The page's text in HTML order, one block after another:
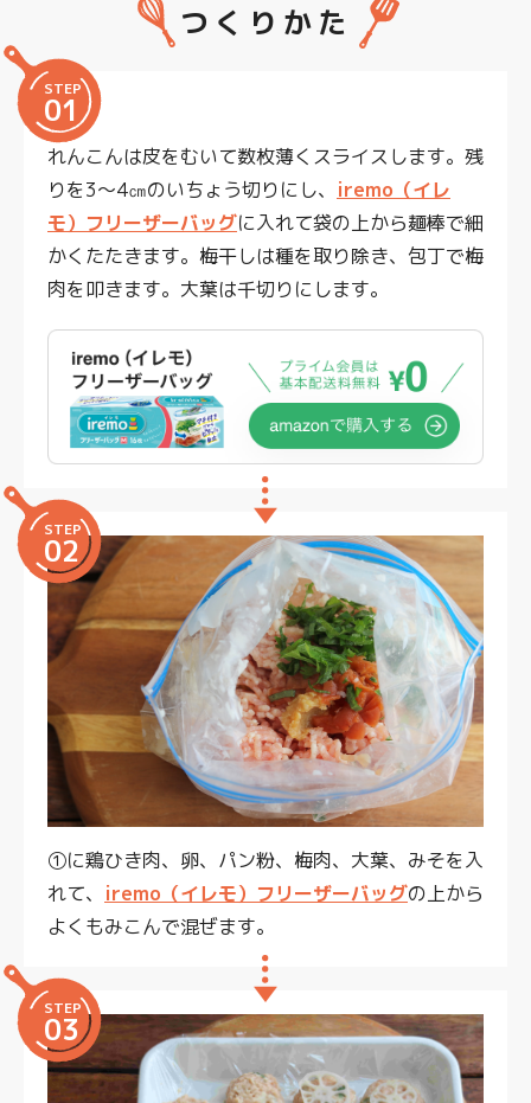
つくりかた
STEP
01
れんこんは皮をむいて数枚薄くスライスします。残
りを3～4㎝のいちょう切りにし、 iremo（イレ
モ）フリーザーバッグに入れて袋の上から麺棒で細
かくたたきます。梅干しは種を取り除き、包丁で梅
肉を叩きます。大葉は千切りにします。
STEP
02
①に鶏ひき肉、卵、パン粉、梅肉、大葉、みそを入
れて、 iremo（イレモ）フリーザーバッグの上から
よくもみこんで混ぜます。
STEP
03